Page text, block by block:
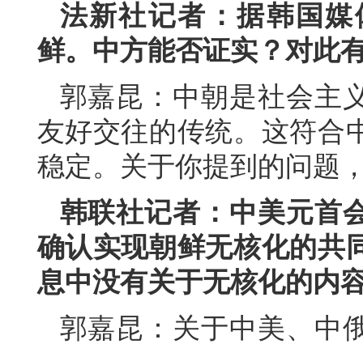
法新社记者：据韩国
鲜。中方能否证实？对此
郭嘉昆：中朝是社会主
友好交往的传统。这符合
稳定。关于你提到的问题
韩联社记者：中美元首
确认实现朝鲜无核化的共
息中没有关于无核化的内
郭嘉昆：关于中美、中